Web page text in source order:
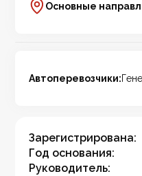
Основные
Автоперевозчики:
Зарегистрирована:
Год основания:
Руководитель: